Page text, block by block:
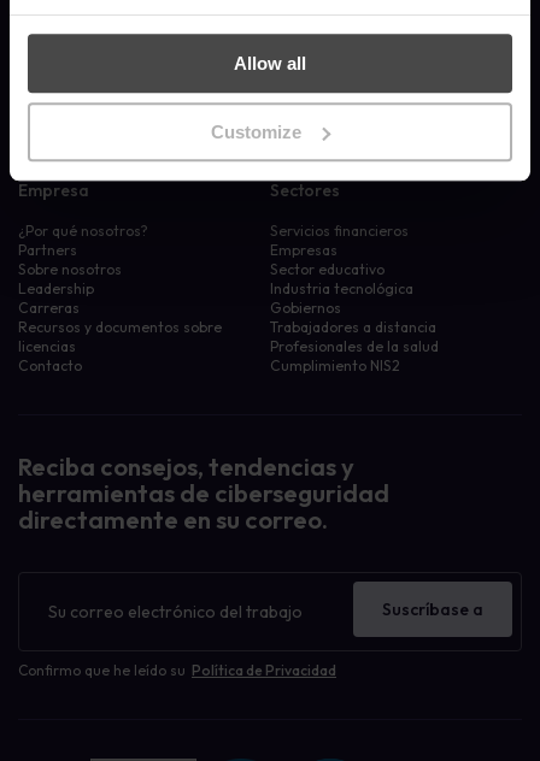
Allow all
Customize
Concienciación sobre seguridad
Simulación avanzada de phishing
Inteligencia y análisis de riesgos
Gestión del cumplimiento
Blog
Estudios de caso
Noticias de la empresa
Actividades de sensibilización
Carteles
Empresa
¿Por qué nosotros?
Partners
Sobre nosotros
Leadership
Carreras
Recursos y documentos sobre
licencias
Contacto
Sectores
Servicios financieros
Empresas
Sector educativo
Industria tecnológica
Gobiernos
Trabajadores a distancia
Profesionales de la salud
Cumplimiento NIS2
Reciba consejos, tendencias y
herramientas de ciberseguridad
directamente en su correo.
Confirmo que he leído su Política de Privacidad
Suscríbase a